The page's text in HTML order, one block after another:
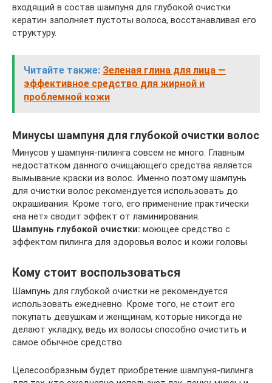
входящий в состав шампуня для глубокой очистки
кератин заполняет пустоты волоса, восстанавливая его
структуру.
Читайте также: Зеленая глина для лица —
эффективное средство для жирной и
проблемной кожи
Минусы шампуня для глубокой очистки волос
Минусов у шампуня-пилинга совсем не много. Главным
недостатком данного очищающего средства является
вымывание краски из волос. Именно поэтому шампунь
для очистки волос рекомендуется использовать до
окрашивания. Кроме того, его применение практически
«на нет» сводит эффект от ламинирования.
Шампунь глубокой очистки: моющее средство с
эффектом пилинга для здоровья волос и кожи головы
Кому стоит воспользоваться
Шампунь для глубокой очистки не рекомендуется
использовать ежедневно. Кроме того, не стоит его
покупать девушкам и женщинам, которые никогда не
делают укладку, ведь их волосы способно очистить и
самое обычное средство.
Целесообразным будет приобретение шампуня-пилинга